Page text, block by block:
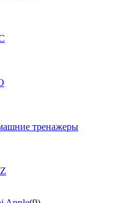
тренажеры